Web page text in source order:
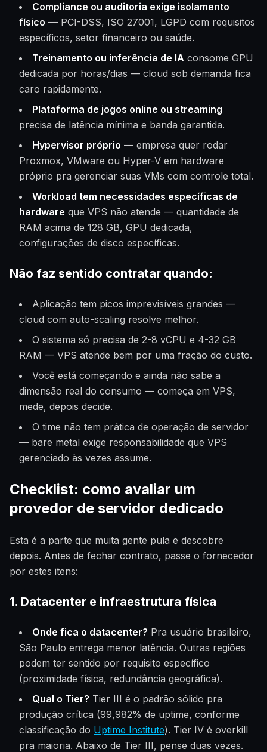
Compliance ou auditoria exige isolamento
físico — PCI-DSS, ISO 27001, LGPD com requisitos
específicos, setor financeiro ou saúde.
Treinamento ou inferência de IA consome GPU
dedicada por horas/dias — cloud sob demanda fica
caro rapidamente.
Plataforma de jogos online ou streaming
precisa de latência mínima e banda garantida.
Hypervisor próprio — empresa quer rodar
Proxmox, VMware ou Hyper-V em hardware
próprio pra gerenciar suas VMs com controle total.
Workload tem necessidades específicas de
hardware que VPS não atende — quantidade de
RAM acima de 128 GB, GPU dedicada,
configurações de disco específicas.
Não faz sentido contratar quando:
Aplicação tem picos imprevisíveis grandes —
cloud com auto-scaling resolve melhor.
O sistema só precisa de 2-8 vCPU e 4-32 GB
RAM — VPS atende bem por uma fração do custo.
Você está começando e ainda não sabe a
dimensão real do consumo — começa em VPS,
mede, depois decide.
O time não tem prática de operação de servidor
— bare metal exige responsabilidade que VPS
gerenciado às vezes assume.
Checklist: como avaliar um
provedor de servidor dedicado
Esta é a parte que muita gente pula e descobre
depois. Antes de fechar contrato, passe o fornecedor
por estes itens:
1. Datacenter e infraestrutura física
Onde fica o datacenter? Pra usuário brasileiro,
São Paulo entrega menor latência. Outras regiões
podem ter sentido por requisito específico
(proximidade física, redundância geográfica).
Qual o Tier? Tier III é o padrão sólido pra
produção crítica (99,982% de uptime, conforme
classificação do Uptime Institute). Tier IV é overkill
pra maioria. Abaixo de Tier III, pense duas vezes.